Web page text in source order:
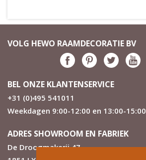
VOLG HEWO RAAMDECORATIE BV
BEL ONZE KLANTENSERVICE
+31 (0)495 541011
Weekdagen 9:00-12:00 en 13:00-15:00
ADRES SHOWROOM EN FABRIEK
De Droogmakerij 47